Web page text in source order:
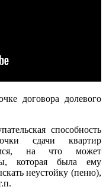
договора долевого
способность
сдачи квартир
на что может
которая была ему
неустойку (пеню),